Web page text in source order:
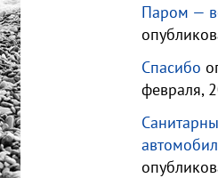
Паром —
Спасибо
февраля,